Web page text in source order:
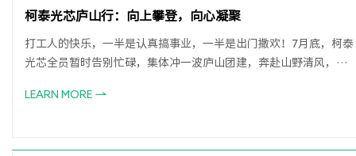
柯泰光芯庐山行：向上攀登，向心凝聚
打工人的快乐，一半是认真搞事业，一半是出门撒欢！7月底，柯泰
光芯全员暂时告别忙碌，集体冲一波庐山团建，奔赴山野清风，主
开城市的四十度高温，一头扎进庐山的天然空调房。登临含鄱口，
LEARN MORE